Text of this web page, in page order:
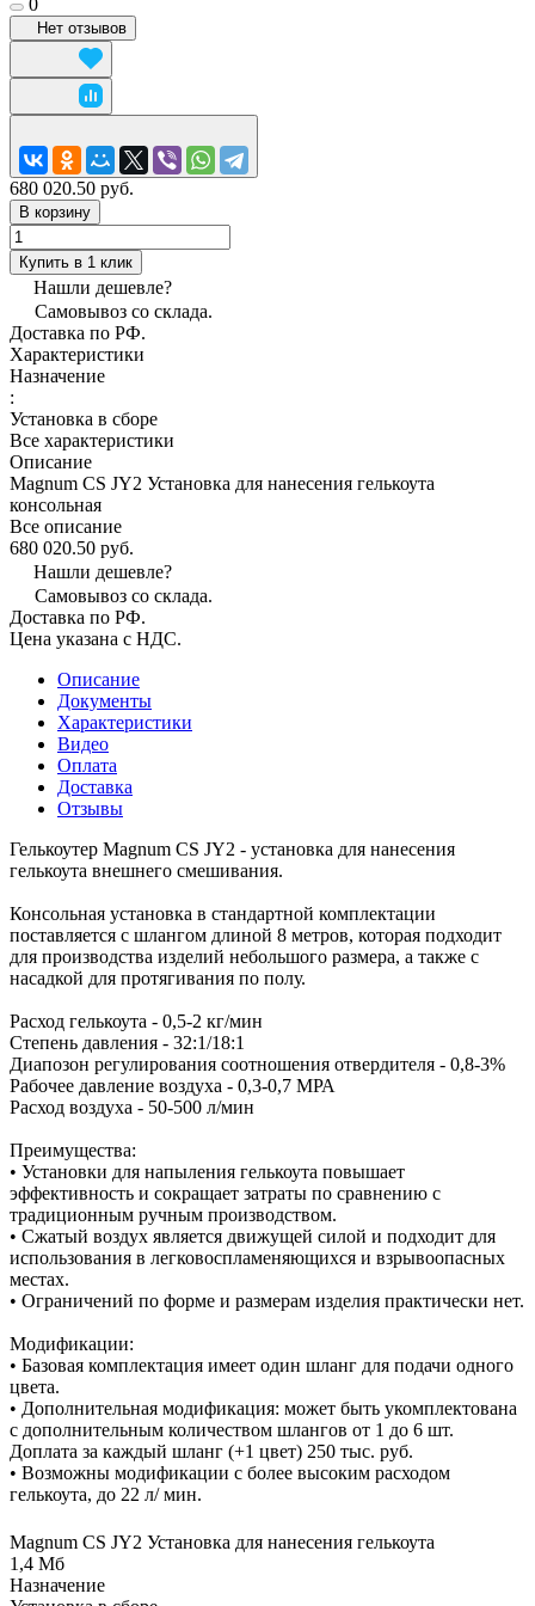
Нет отзывов
680 020.50 руб.
В корзину
Купить в 1 клик
Нашли дешевле?
Самовывоз со склада.
Доставка по РФ.
Характеристики
Назначение
:
Установка в сборе
Все характеристики
Описание
Magnum CS JY2 Установка для нанесения гелькоута
консольная
Все описание
680 020.50 руб.
Нашли дешевле?
Самовывоз со склада.
Доставка по РФ.
Цена указана с НДС.
Описание
Документы
Характеристики
Видео
Оплата
Доставка
Отзывы
Гелькоутер Magnum CS JY2 - установка для нанесения
гелькоута внешнего смешивания.
Консольная установка в стандартной комплектации
поставляется с шлангом длиной 8 метров, которая подходит
для производства изделий небольшого размера, а также с
насадкой для протягивания по полу.
Расход гелькоута - 0,5-2 кг/мин
Степень давления - 32:1/18:1
Диапозон регулирования соотношения отвердителя - 0,8-3%
Рабочее давление воздуха - 0,3-0,7 МРА
Расход воздуха - 50-500 л/мин
Преимущества:
• Установки для напыления гелькоута повышает
эффективность и сокращает затраты по сравнению с
традиционным ручным производством.
• Сжатый воздух является движущей силой и подходит для
использования в легковоспламеняющихся и взрывоопасных
местах.
• Ограничений по форме и размерам изделия практически нет.
Модификации:
• Базовая комплектация имеет один шланг для подачи одного
цвета.
• Дополнительная модификация: может быть укомплектована
с дополнительным количеством шлангов от 1 до 6 шт.
Доплата за каждый шланг (+1 цвет) 250 тыс. руб.
• Возможны модификации с более высоким расходом
гелькоута, до 22 л/ мин.
Magnum CS JY2 Установка для нанесения гелькоута
1,4 Мб
Назначение